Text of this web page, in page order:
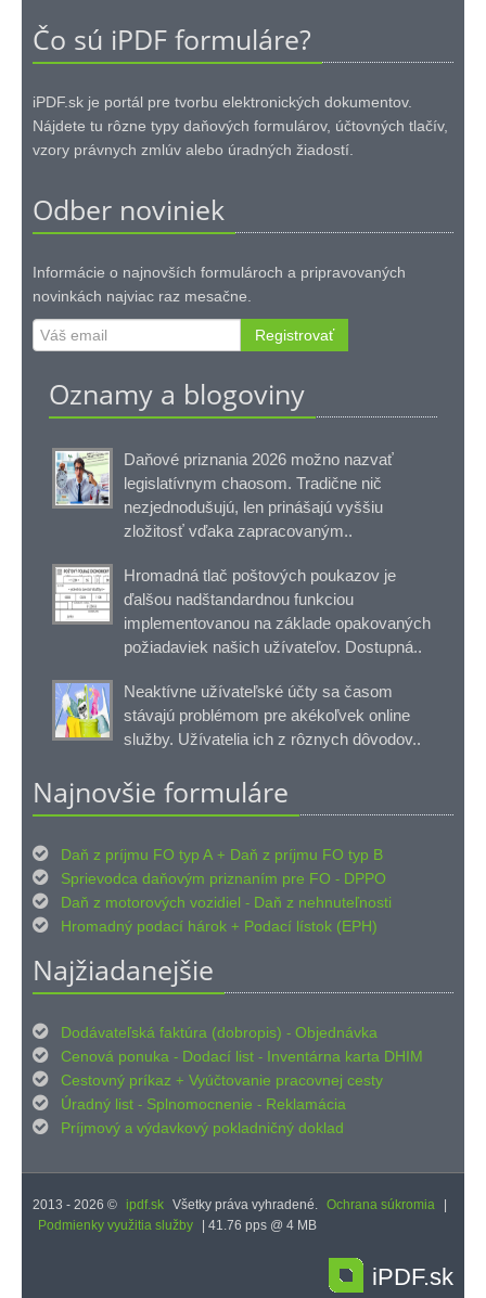
Čo sú iPDF formuláre?
iPDF.sk je portál pre tvorbu elektronických dokumentov.
Nájdete tu rôzne typy daňových formulárov, účtovných tlačív,
vzory právnych zmlúv alebo úradných žiadostí.
Odber noviniek
Informácie o najnovších formulároch a pripravovaných
novinkách najviac raz mesačne.
Registrovať
Oznamy a blogoviny
Daňové priznania 2026 možno nazvať
legislatívnym chaosom. Tradične nič
nezjednodušujú, len prinášajú vyššiu
zložitosť vďaka zapracovaným..
Hromadná tlač poštových poukazov je
ďalšou nadštandardnou funkciou
implementovanou na základe opakovaných
požiadaviek našich užívateľov. Dostupná..
Neaktívne užívateľské účty sa časom
stávajú problémom pre akékoľvek online
služby. Užívatelia ich z rôznych dôvodov..
Najnovšie formuláre
 Daň z príjmu FO typ A + Daň z príjmu FO typ B

Sprievodca daňovým priznaním pre FO - DPPO

Daň z motorových vozidiel - Daň z nehnuteľnosti

Hromadný podací hárok + Podací lístok (EPH)
Najžiadanejšie
 Dodávateľská faktúra (dobropis) - Objednávka

Cenová ponuka - Dodací list - Inventárna karta DHIM

Cestovný príkaz + Vyúčtovanie pracovnej cesty

Úradný list - Splnomocnenie - Reklamácia

Príjmový a výdavkový pokladničný doklad
2013 - 2026 © ipdf.sk Všetky práva vyhradené. Ochrana súkromia
Podmienky využitia služby
| 41.76 pps @ 4 MB
iPDF.sk